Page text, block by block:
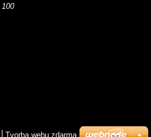
Tvorba webu zdarma